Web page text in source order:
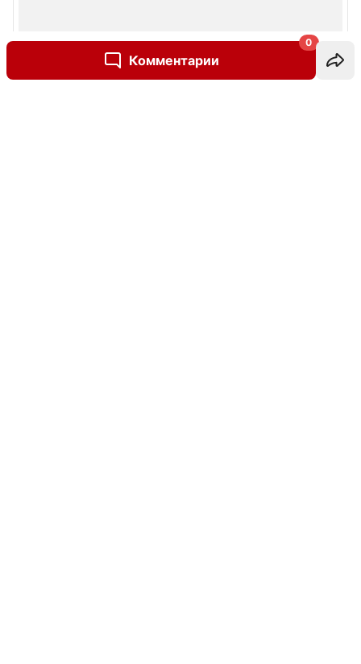
Комментарии
0